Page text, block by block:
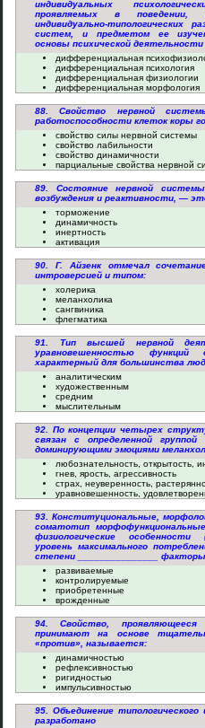
индивидуальных
проявляемых в поведении,
индивидуально-типологических
систем, и предметом ее
основы психической
дифференциальная
дифференциальная психология
дифференциальная физиологии
дифференциальная морфология
88. Свойство нервной
работоспособности клеток коры
свойство силы нервной системы
свойство лабильности
свойство динамичности
парциальные свойства нервной
89. Состояние нервной
возбуждения и реактивности, —
торможение
динамичность
инертность
активация
90. Г. Айзенк отмечал
интроверсией и типом:
холерика
меланхолика
сангвиника
флегматика
91. Тип высшей нервной
уравновешенностью
характерный для большинства
аналитическим
художественным
средним
мыслительным
92. По концепции четырех
связан с определенной
доминирующими эмоциями
любознательность, открытость,
гнев, ярость, агрессивность
страх, неуверенность,
уравновешенность,
93. Конституциональные,
соматотип
физиологические особенности
уровень максимального
степени _______________
развиваемые
контролируемые
приобретенные
врожденные
94. Свойство,
принимают на основе
«против», называется:
динамичностью
рефлексивностью
ригидностью
импульсивностью
95. Объединение
разработано